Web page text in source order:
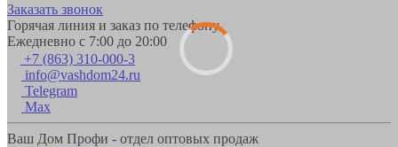
Заказать звонок
Горячая линия и заказ по телефону
Ежедневно с 7:00 до 20:00
+7 (863) 310-000-3
info@vashdom24.ru
Telegram
Max
Ваш Дом Профи - отдел оптовых продаж